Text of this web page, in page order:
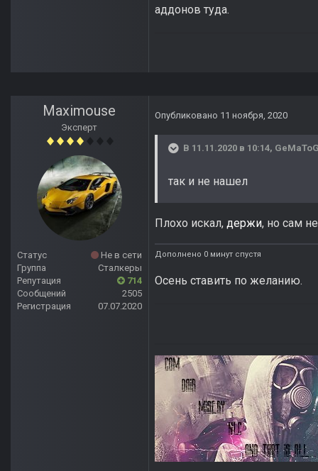
аддонов туда.
Maximouse
Эксперт
Статус
Не в сети
Группа
Сталкеры
Репутация
714
Сообщений
2505
Регистрация
07.07.2020
Опубликовано 11 ноября, 2020
В 11.11.2020 в 10:14,
так и не нашел
Плохо искал, держи, но сам
Дополнено 0 минут спустя
Осень ставить по желанию.